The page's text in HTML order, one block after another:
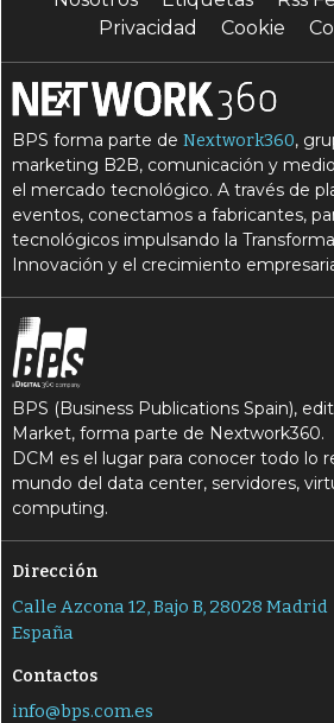
Privacidad
Cookie
BPS forma parte deNextwork360,
marketing B2B, comunicación y
el mercado tecnológico. A través de
eventos, conectamos a fabricantes,
tecnológicos impulsando la
Innovación y el crecimiento
BPS (Business Publications Spain),
Market, forma parte de Nextwork360.
DCM es el lugar para conocer todo lo
mundo del data center, servidores,
computing.
Dirección
Calle Azcona 12, Bajo B, 28028 Madrid
España
Contactos
info@bps.com.es